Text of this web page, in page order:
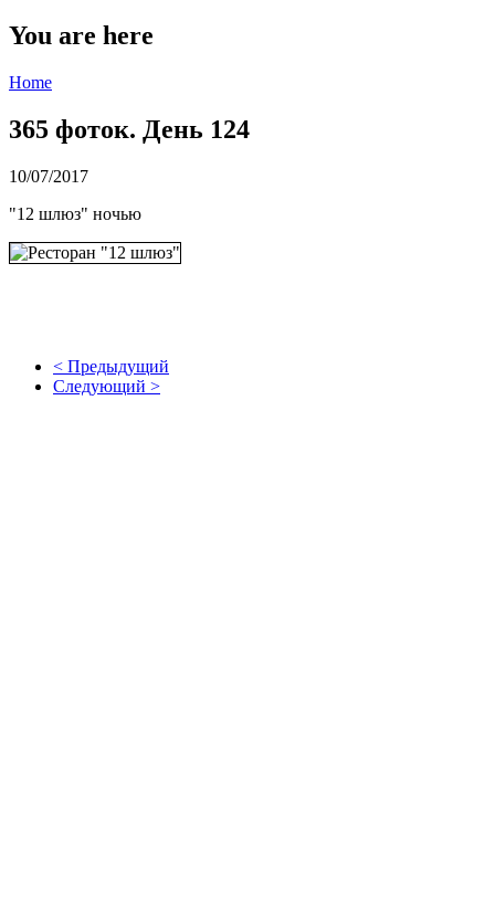
You are here
Home
365 фоток. День 124
10/07/2017
"12 шлюз" ночью
< Предыдущий
Следующий >